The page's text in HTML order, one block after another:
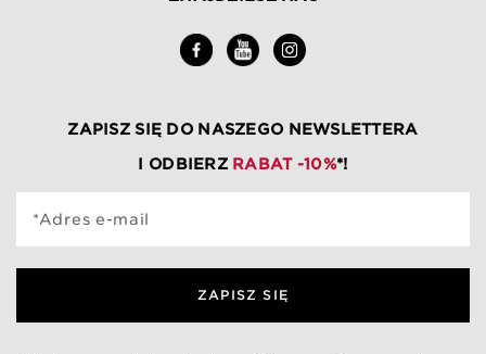
ZAPISZ SIĘ DO NASZEGO NEWSLETTERA
I ODBIERZ RABAT -10%*!
*Adres e-mail
ZAPISZ SIĘ